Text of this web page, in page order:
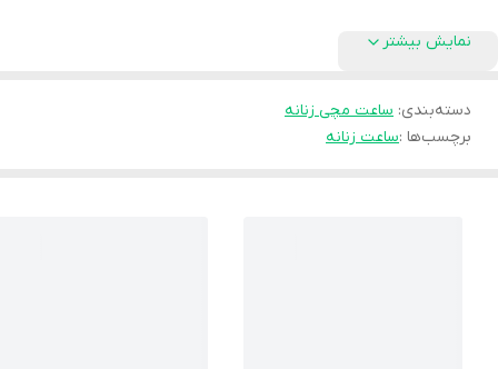
نمایش بیشتر
دسته‌بندی: ساعت مچی زنانه
برچسب‌ها :ساعت زنانه